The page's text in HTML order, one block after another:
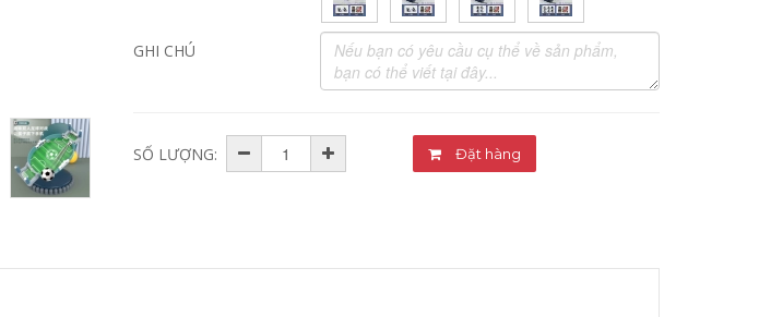
Gấu đất sét siêu
nhẹ túi lớn màu
trắng trẻ em không
độc hại đổ nhựa
màu bùn cấp thực
phẩm màu đơn 24
GHI CHÚ
SỐ LƯỢNG: Đặt hàng